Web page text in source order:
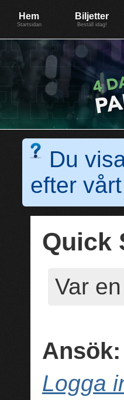
Hem
Startsidan
Biljetter
Beställ idag!
Du
efter
Quick
Var
Ansök:
Logga